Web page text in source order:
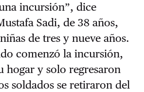
incursión”, dice
Sadi, de 38 años,
de tres y nueve años.
comenzó la incursión,
hogar y solo regresaron
soldados se retiraron del